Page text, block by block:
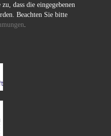
dass die eingegebenen
Beachten Sie bitte